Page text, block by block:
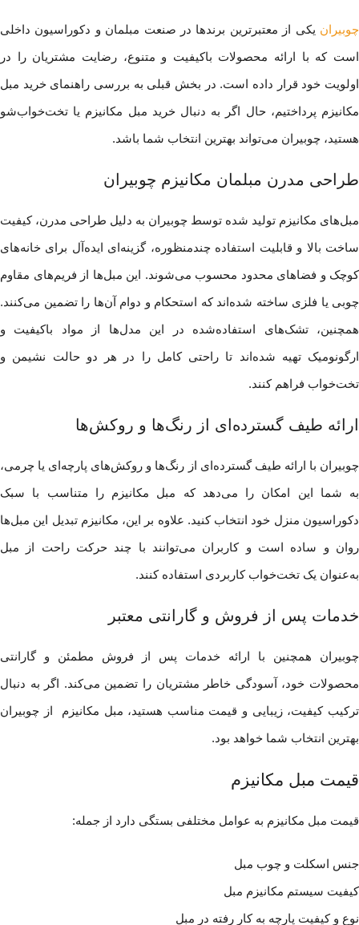
چوبیران یکی از معتبرترین برندها در صنعت مبلمان و دکوراسیون داخلی
است که با ارائه محصولات باکیفیت و متنوع، رضایت مشتریان را در
اولویت خود قرار داده است. در بخش قبلی به بررسی راهنمای خرید مبل
مکانیزم پرداختیم، حال اگر به دنبال خرید مبل مکانیزم یا تخت‌خواب‌شو
هستید، چوبیران می‌تواند بهترین انتخاب شما باشد.
طراحی مدرن مبلمان مکانیزم چوبیران
مبل‌های مکانیزم تولید شده توسط چوبیران به دلیل طراحی مدرن، کیفیت
ساخت بالا و قابلیت استفاده چندمنظوره، گزینه‌ای ایده‌آل برای خانه‌های
کوچک و فضاهای محدود محسوب می‌شوند. این مبل‌ها از فریم‌های مقاوم
چوبی یا فلزی ساخته شده‌اند که استحکام و دوام آن‌ها را تضمین می‌کنند.
همچنین، تشک‌های استفاده‌شده در این مدل‌ها از مواد باکیفیت و
ارگونومیک تهیه شده‌اند تا راحتی کامل را در هر دو حالت نشیمن و
تخت‌خواب فراهم کنند.
ارائه طیف گسترده‌ای از رنگ‌ها و روکش‌ها
چوبیران با ارائه طیف گسترده‌ای از رنگ‌ها و روکش‌های پارچه‌ای یا چرمی،
به شما این امکان را می‌دهد که مبل مکانیزم را متناسب با سبک
دکوراسیون منزل خود انتخاب کنید. علاوه بر این، مکانیزم تبدیل این مبل‌ها
روان و ساده است و کاربران می‌توانند با چند حرکت راحت از مبل
به‌عنوان یک تخت‌خواب کاربردی استفاده کنند.
خدمات پس از فروش و گارانتی معتبر
چوبیران همچنین با ارائه خدمات پس از فروش مطمئن و گارانتی
محصولات خود، آسودگی خاطر مشتریان را تضمین می‌کند. اگر به دنبال
ترکیب کیفیت، زیبایی و قیمت مناسب هستید، مبل مکانیزم از چوبیران
بهترین انتخاب شما خواهد بود.
قیمت مبل مکانیزم
قیمت مبل مکانیزم به عوامل مختلفی بستگی دارد از جمله:
جنس اسکلت و چوب مبل
کیفیت سیستم مکانیزم مبل
نوع و کیفیت پارچه به کار رفته در مبل